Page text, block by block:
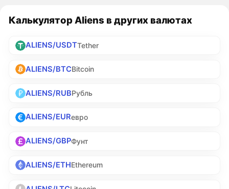
Калькулятор Aliens в других валютах
ALIENS/USDTTether
ALIENS/BTCBitcoin
ALIENS/RUBРубль
ALIENS/EURевро
ALIENS/GBPФунт
ALIENS/ETHEthereum